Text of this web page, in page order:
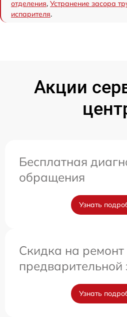
отделения, Устранение засора
испарителя.
Акции
Бесплатная
обращения
Узнать
Скидка на
предварительной
Узнать